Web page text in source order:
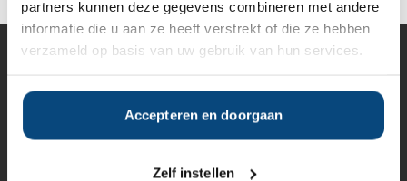
partners kunnen deze gegevens combineren met andere
informatie die u aan ze heeft verstrekt of die ze hebben
verzameld op basis van uw gebruik van hun services.
Accepteren en doorgaan
Zelf instellen
Alle vermogensbeheerders in Nederland
Online vermogensbeheerders